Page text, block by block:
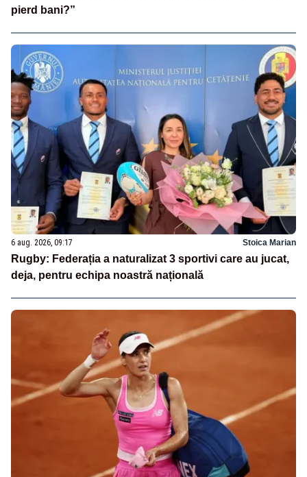
pierd bani?”
6 aug. 2026, 09:17 Stoica Marian
Rugby: Federația a naturalizat 3 sportivi care au jucat,
deja, pentru echipa noastră națională